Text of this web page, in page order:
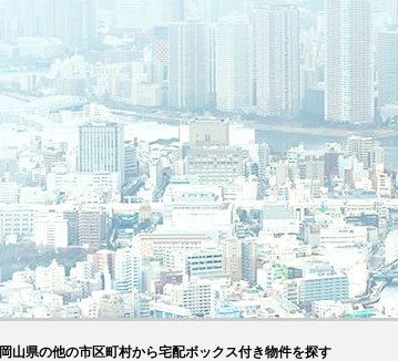
岡山県の他の市区町村から宅配ボックス付き物件を探す